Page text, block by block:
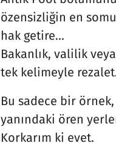
özensizliğin en
hak getire...
Bakanlık, valilik
tek kelimeyle
Bu sadece bir
yanındaki ören
Korkarım ki evet.